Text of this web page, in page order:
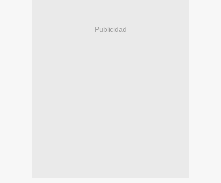
Publicidad